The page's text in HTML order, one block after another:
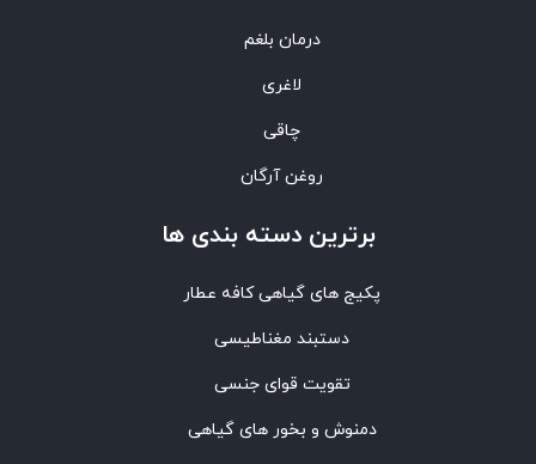
درمان بلغم
لاغری
چاقی
روغن آرگان
برترین‌ دسته بندی ها
پکیج های گیاهی کافه عطار
دستبند مغناطیسی
تقویت قوای جنسی
دمنوش و بخور های گیاهی